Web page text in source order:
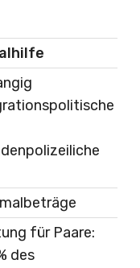
für Paare:
des